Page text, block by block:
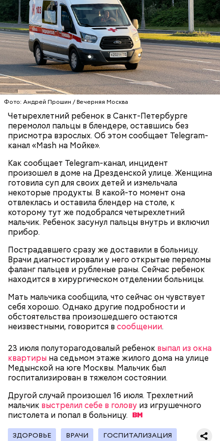
Фото: Андрей Прошин / Вечерняя Москва
Четырехлетний ребенок в Санкт-Петербурге
перемолол пальцы в блендере, оставшись без
присмотра взрослых. Об этом сообщает Telegram-
канал «Mash на Мойке».
Как сообщает Telegram-канал, инцидент
произошел в доме на Дрезденской улице. Женщина
готовила суп для своих детей и измельчала
некоторые продукты. В какой-то момент она
отвлеклась и оставила блендер на столе, к
которому тут же подобрался четырехлетний
мальчик. Ребенок засунул пальцы внутрь и включил
прибор.
Пострадавшего сразу же доставили в больницу.
Врачи диагностировали у него открытые переломы
фаланг пальцев и рубленые раны. Сейчас ребенок
находится в хирургическом отделении больницы.
Мать мальчика сообщила, что сейчас он чувствует
себя хорошо. Однако другие подробности и
обстоятельства произошедшего остаются
неизвестными, говорится в сообщении.
23 июля полуторагодовалый ребенок выпал из окна
квартиры на седьмом этаже жилого дома на улице
Медынской на юге Москвы. Мальчик был
госпитализирован в тяжелом состоянии.
Другой случай произошел 16 июля. Трехлетний
мальчик выстрелил себе в голову из игрушечного
пистолета и попал в больницу.
ЗДОРОВЬЕ ВРАЧИ ГОСПИТАЛИЗАЦИЯ
Молодого человека задержали. На первом же
допросе он признался, что планировал отравить
Кто еще был жертвой Миссюры
Первой жертвой Миссюры была его девушка.
Именно на ней молодой человек впервые испытал
химикаты, купленные в интернет-магазине. 13
коктейль возлюбленной, отчего у нее случился
инсульт. Девушка неделюпровела в коме, а после
выписки из больницы узнала, что Миссюра
оформил на нее несколько кредитов.
Примечательно, что летом 2023 года на Мутаева
Как идет расследование
Вскоре в качестве главного подозреваемого в
убийстве спортсмена арестовали его 18-летнего
знакомого Надырхана Кадирханова. На допросе он
признал вину и показал следователям, как именно
совершил преступление и где спрятал оружие, из
которого застрелил Мутаева.
полицию, но подтвердил эту информацию на
допросе.